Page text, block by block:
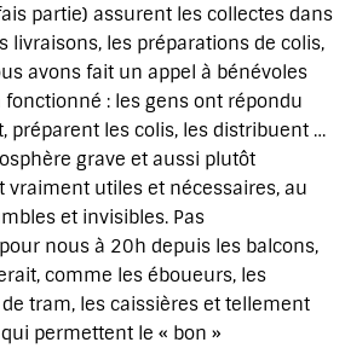
partie) assurent les collectes dans
livraisons, les préparations de colis,
avons fait un appel à bénévoles
fonctionné : les gens ont répondu
préparent les colis, les distribuent …
grave et aussi plutôt
vraiment utiles et nécessaires, au
et invisibles. Pas
nous à 20h depuis les balcons,
comme les éboueurs, les
tram, les caissières et tellement
permettent le « bon »